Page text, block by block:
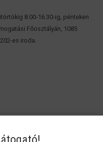
8.00-16.30-ig, pénteken
Főosztályán, 1085
es iroda.